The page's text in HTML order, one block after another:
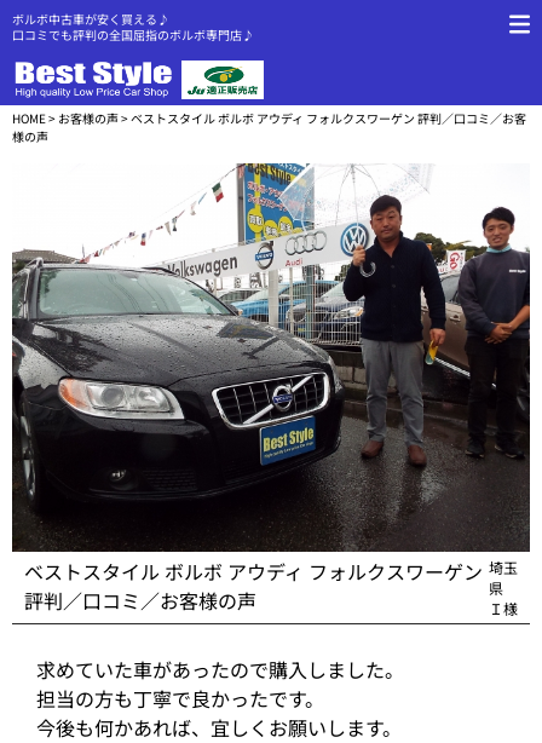
ボルボ中古車が安く買える♪
口コミでも評判の全国屈指のボルボ専門店♪
HOME> お客様の声> ベストスタイル ボルボ アウディ フォルクスワーゲン 評判／口コミ／お客
様の声
ベストスタイル ボルボ アウディ フォルクスワーゲン
評判／口コミ／お客様の声
埼玉
県
Ｉ様
求めていた車があったので購入しました。
担当の方も丁寧で良かったです。
今後も何かあれば、宜しくお願いします。